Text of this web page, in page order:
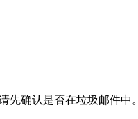
先确认是否在垃圾邮件中。